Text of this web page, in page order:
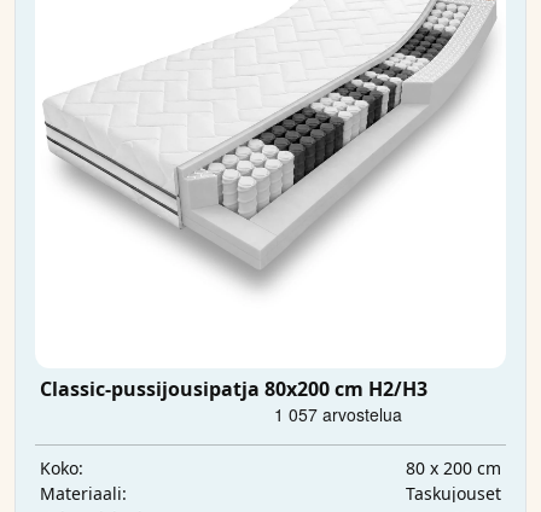
Classic-pussijousipatja 80x200 cm H2/H3
Koko:
80 x 200 cm
Materiaali:
Taskujouset